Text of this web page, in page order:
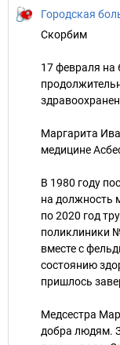
Городская
Скорбим
17 февраля на
Маргарита
медицине
В 1980 году
на должность
по 2020 год
поликлиники
вместе с
состоянию
пришлось
Медсестра
добра людям.